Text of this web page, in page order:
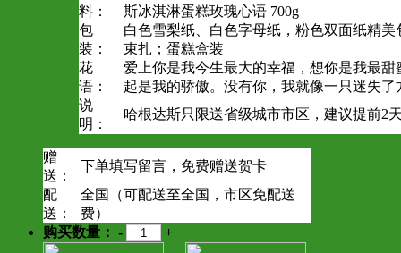
料：
斯冰淇淋蛋糕玫瑰心语 700g
包
装：
白色雪梨纸、白色字母纸，粉色双面纸精
束扎；蛋糕盒装
花
语：
爱上你是我今生最大的幸福，想你是我最
起是我的骄傲。没有你，我就像一只迷失了
说
明：
哈根达斯只限送省级城市市区，建议提前2
赠
送：
下单填写留言，免费赠送贺卡
配
送：
全国（可配送至全国，市区免配送
费）
购买数量： - +